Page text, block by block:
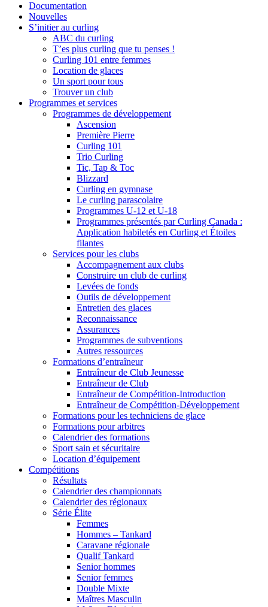
Documentation
Nouvelles
S’initier au curling
ABC du curling
T’es plus curling que tu penses !
Curling 101 entre femmes
Location de glaces
Un sport pour tous
Trouver un club
Programmes et services
Programmes de développement
Ascension
Première Pierre
Curling 101
Trio Curling
Tic, Tap & Toc
Blizzard
Curling en gymnase
Le curling parascolaire
Programmes U-12 et U-18
Programmes présentés par Curling Canada :
Application habiletés en Curling et Étoiles
filantes
Services pour les clubs
Accompagnement aux clubs
Construire un club de curling
Levées de fonds
Outils de développement
Entretien des glaces
Reconnaissance
Assurances
Programmes de subventions
Autres ressources
Formations d’entraîneur
Entraîneur de Club Jeunesse
Entraîneur de Club
Entraîneur de Compétition-Introduction
Entraîneur de Compétition-Développement
Formations pour les techniciens de glace
Formations pour arbitres
Calendrier des formations
Sport sain et sécuritaire
Location d’équipement
Compétitions
Résultats
Calendrier des championnats
Calendrier des régionaux
Série Élite
Femmes
Hommes – Tankard
Caravane régionale
Qualif Tankard
Senior hommes
Senior femmes
Double Mixte
Maîtres Masculin